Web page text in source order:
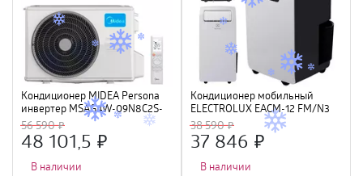
Кондиционер MIDEA Persona
инвертер MSAG4W-09N8C2S-
I/MSAG4-09N8C2S-O, черный
(WI-FI, Алиса, Маруся)
56 590
48 101,5
В наличии
Кондиционер мобильный
ELECTROLUX EACM-12 FM/N3
38 590
37 846
В наличии